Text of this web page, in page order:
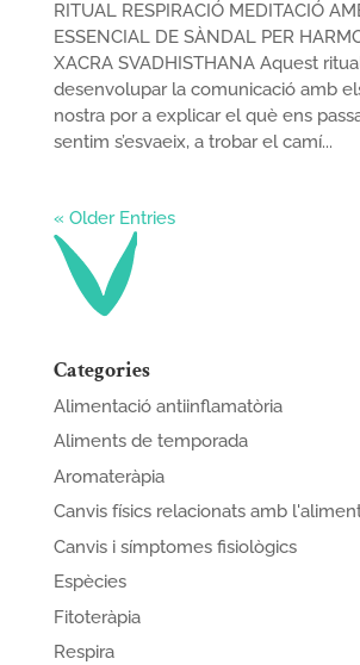
RITUAL RESPIRACIÓ MEDITACIÓ
ESSENCIAL DE SÀNDAL PER
XACRA SVADHISTHANA Aquest
desenvolupar la comunicació amb
nostra por a explicar el què ens
sentim s’esvaeix, a trobar el camí...
« Older Entries
Categories
Alimentació antiinflamatòria
Aliments de temporada
Aromateràpia
Canvis físics relacionats amb
Canvis i símptomes fisiològics
Espècies
Fitoteràpia
Respira